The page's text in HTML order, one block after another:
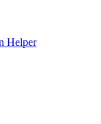
Helper